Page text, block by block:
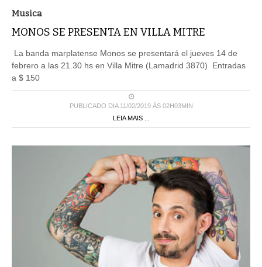
Musica
MONOS SE PRESENTA EN VILLA MITRE
La banda marplatense Monos se presentará el jueves 14 de
febrero a las 21.30 hs en Villa Mitre (Lamadrid 3870) Entradas
a $ 150
PUBLICADO DIA 11/02/2019 ÀS 02H03MIN
LEIA MAIS ...